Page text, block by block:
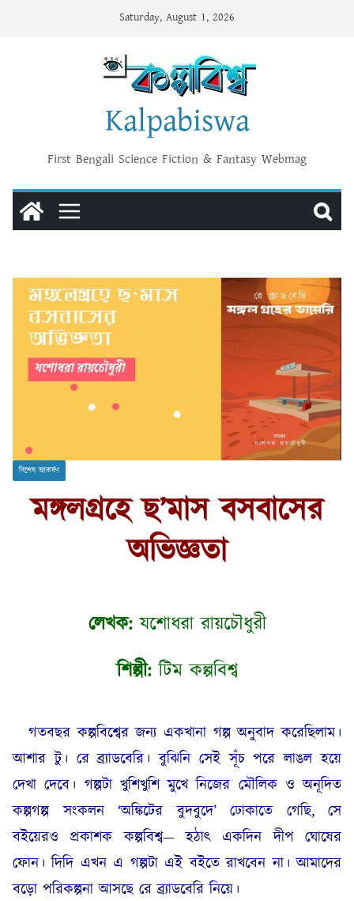
Saturday, August 1, 2026
Kalpabiswa
First Bengali Science Fiction & Fantasy Webmag
বিশেষ আকর্ষণ
মঙ্গলগ্রহে ছ’মাস বসবাসের
অভিজ্ঞতা
লেখক:যশোধরা রায়চৌধুরী
শিল্পী:টিম কল্পবিশ্ব
গতবছর কল্পবিশ্বের জন্য একখানা গল্প অনুবাদ করেছিলাম।
আশার টু। রে ব্র্যাডবেরি। বুঝিনি সেই সূঁচ পরে লাঙল হয়ে
দেখা দেবে। গল্পটা খুশিখুশি মুখে নিজের মৌলিক ও অনূদিত
কল্পগল্প সংকলন ‘অঙ্কিটের বুদবুদে’ ঢোকাতে গেছি, সে
বইয়েরও প্রকাশক কল্পবিশ্ব— হঠাৎ একদিন দীপ ঘোষের
ফোন। দিদি এখন এ গল্পটা এই বইতে রাখবেন না। আমাদের
বড়ো পরিকল্পনা আসছে রে ব্র্যাডবেরি নিয়ে।